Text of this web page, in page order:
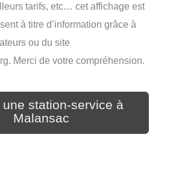
tarifs, etc… cet affichage est
à titre d’information grâce à
ou du site
Merci de votre compréhension.
station-service à
Malansac